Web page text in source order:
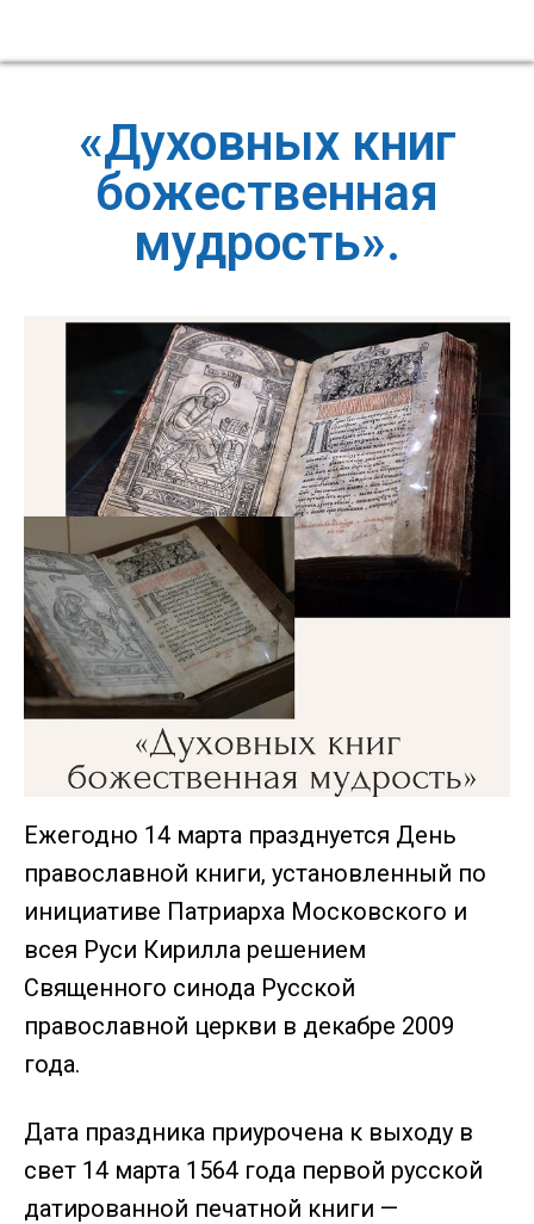
«Духовных книг
божественная
мудрость».
Ежегодно 14 марта празднуется День
православной книги, установленный по
инициативе Патриарха Московского и
всея Руси Кирилла решением
Священного синода Русской
православной церкви в декабре 2009
года.
Дата праздника приурочена к выходу в
свет 14 марта 1564 года первой русской
датированной печатной книги —